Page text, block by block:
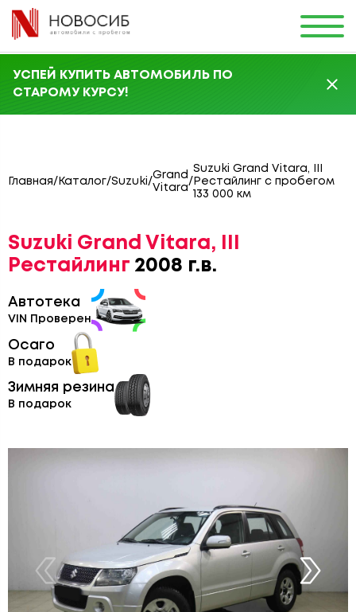
УСПЕЙ КУПИТЬ АВТОМОБИЛЬ ПО
СТАРОМУ КУРСУ!
Главная/ Каталог/Suzuki/
Grand
Vitara
/
Suzuki Grand Vitara, III
Рестайлинг с пробегом
133 000 км
Suzuki Grand Vitara, III
Рестайлинг 2008 г.в.
Автотека
VIN Проверен
Осаго
В подарок
Зимняя резина
В подарок